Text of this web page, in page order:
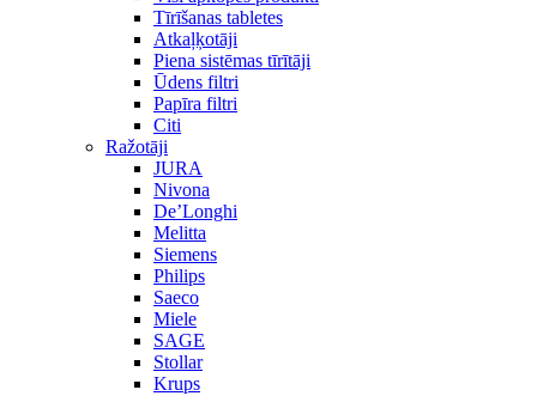
Tīrīšanas tabletes
Atkaļķotāji
Piena sistēmas tīrītāji
Ūdens filtri
Papīra filtri
Citi
Ražotāji
JURA
Nivona
De’Longhi
Melitta
Siemens
Philips
Saeco
Miele
SAGE
Stollar
Krups